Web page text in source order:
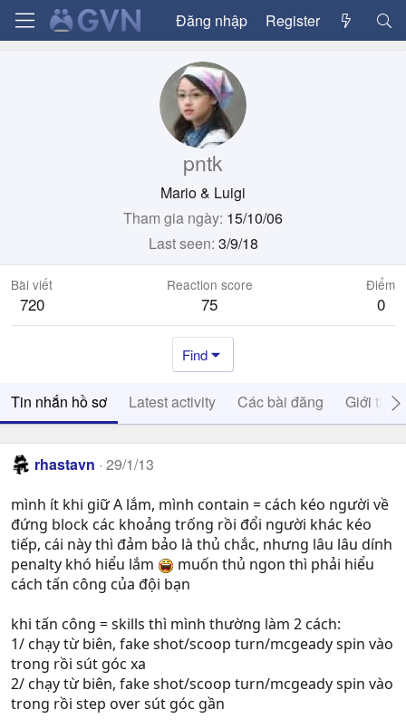
Đăng nhập Register
pntk
Mario & Luigi
Tham gia ngày 15/10/06
Last seen 3/9/18
Bài viết
720
Reaction score
75
Điểm
0
Find
Tin nhắn hồ sơ Latest activity Các bài đăng Giới thiệu
rhastavn 29/1/13
mình ít khi giữ A lắm, mình contain = cách kéo người về
đứng block các khoảng trống rồi đổi người khác kéo
tiếp, cái này thì đảm bảo là thủ chắc, nhưng lâu lâu dính
penalty khó hiểu lắm
muốn thủ ngon thì phải hiểu
cách tấn công của đội bạn
khi tấn công = skills thì mình thường làm 2 cách:
1/ chạy từ biên, fake shot/scoop turn/mcgeady spin vào
trong rồi sút góc xa
2/ chạy từ biên, fake shot/scoop turn/mcgeady spin vào
trong rồi step over sút góc gần